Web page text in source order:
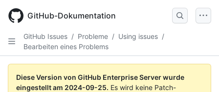
main
GitHub-Dokumentation
GitHub Issues / Probleme / Using issues /
Bearbeiten eines Problems
Diese Version von GitHub Enterprise Server wurde
eingestellt am 2024-09-25. Es wird keine Patch-